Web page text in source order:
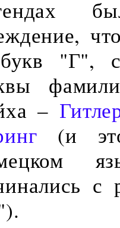
"Г",
–
(и